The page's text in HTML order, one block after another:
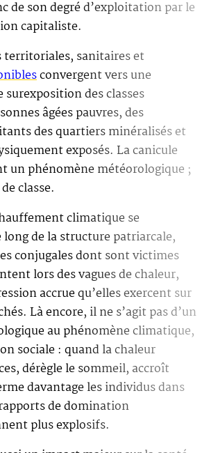
de son degré d’exploitation par le
capitaliste.
territoriales, sanitaires et
convergent vers une
des classes
âgées pauvres, des
des quartiers minéralisés et
exposés. La canicule
un phénomène météorologique ;
classe.
climatique se
de la structure patriarcale,
conjugales dont sont victimes
lors des vagues de chaleur,
accrue qu’elles exercent sur
Là encore, il ne s’agit pas d’un
au phénomène climatique,
sociale : quand la chaleur
dérègle le sommeil, accroît
davantage les individus dans
de domination
plus explosifs.